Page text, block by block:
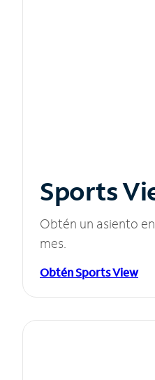
Sports
Obtén un asiento
mes.
Obtén Sports View